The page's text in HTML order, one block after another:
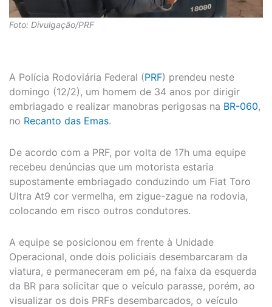
Foto: Divulgação/PRF
A Polícia Rodoviária Federal (PRF) prendeu neste
domingo (12/2), um homem de 34 anos por dirigir
embriagado e realizar manobras perigosas na BR-060,
no Recanto das Emas.
De acordo com a PRF, por volta de 17h uma equipe
recebeu denúncias que um motorista estaria
supostamente embriagado conduzindo um Fiat Toro
Ultra At9 cor vermelha, em zigue-zague na rodovia,
colocando em risco outros condutores.
A equipe se posicionou em frente à Unidade
Operacional, onde dois policiais desembarcaram da
viatura, e permaneceram em pé, na faixa da esquerda
da BR para solicitar que o veículo parasse, porém, ao
visualizar os dois PRFs desembarcados, o veículo